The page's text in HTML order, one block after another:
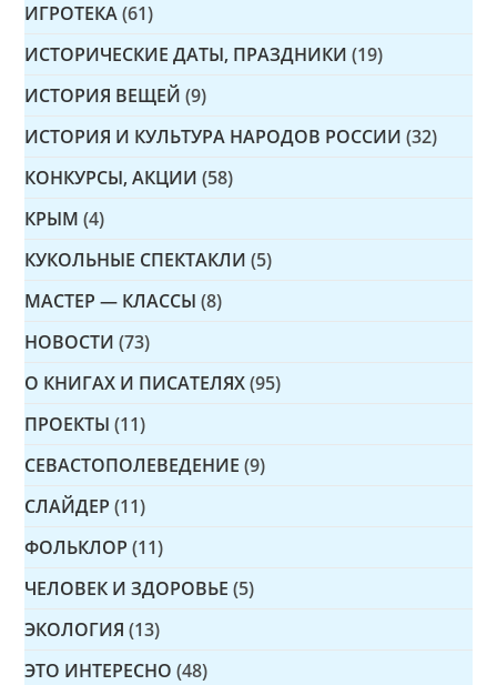
ИГРОТЕКА (61)
ИСТОРИЧЕСКИЕ ДАТЫ, ПРАЗДНИКИ (19)
ИСТОРИЯ ВЕЩЕЙ (9)
ИСТОРИЯ И КУЛЬТУРА НАРОДОВ РОССИИ (32)
КОНКУРСЫ, АКЦИИ (58)
КРЫМ (4)
КУКОЛЬНЫЕ СПЕКТАКЛИ (5)
МАСТЕР — КЛАССЫ (8)
НОВОСТИ (73)
О КНИГАХ И ПИСАТЕЛЯХ (95)
ПРОЕКТЫ (11)
СЕВАСТОПОЛЕВЕДЕНИЕ (9)
СЛАЙДЕР (11)
ФОЛЬКЛОР (11)
ЧЕЛОВЕК И ЗДОРОВЬЕ (5)
ЭКОЛОГИЯ (13)
ЭТО ИНТЕРЕСНО (48)